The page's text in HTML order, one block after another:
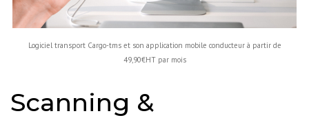
Logiciel transport Cargo-tms et son application mobile conducteur à partir de
49,90€HT par mois
Scanning &